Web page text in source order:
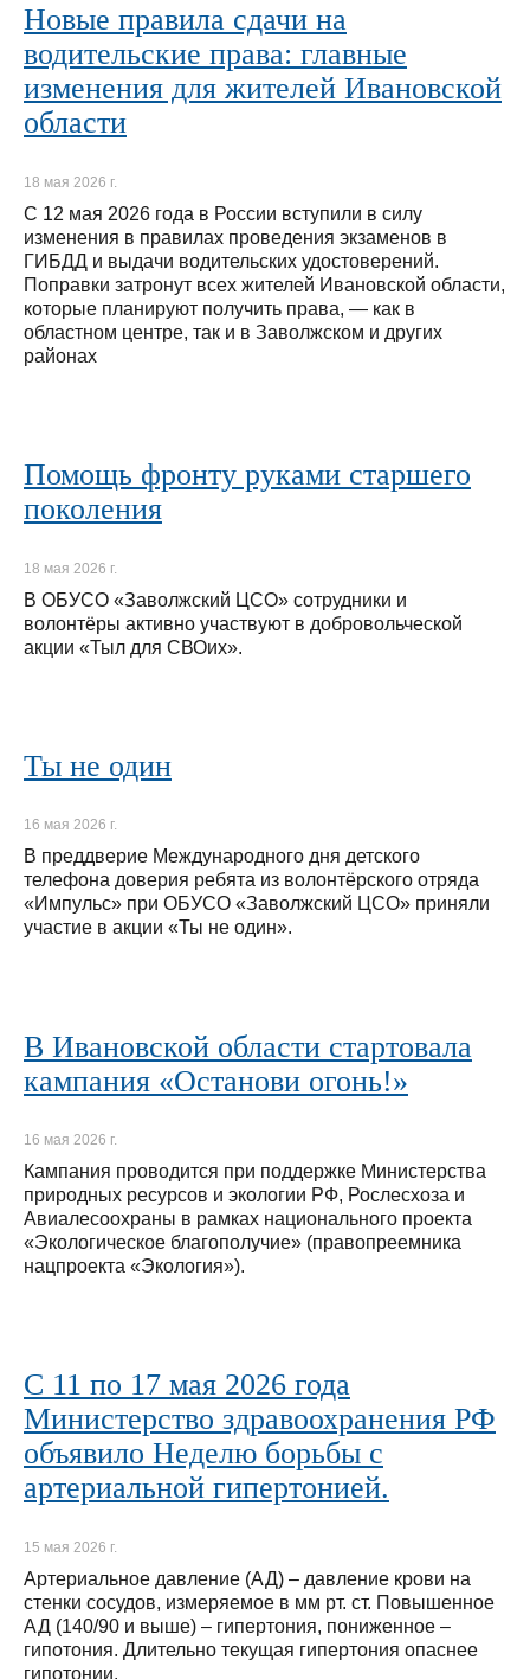
Новые правила сдачи на
водительские права: главные
изменения для жителей Ивановской
области
18 мая 2026 г.
С 12 мая 2026 года в России вступили в силу
изменения в правилах проведения экзаменов в
ГИБДД и выдачи водительских удостоверений.
Поправки затронут всех жителей Ивановской области,
которые планируют получить права, — как в
областном центре, так и в Заволжском и других
районах
Помощь фронту руками старшего
поколения
18 мая 2026 г.
В ОБУСО «Заволжский ЦСО» сотрудники и
волонтёры активно участвуют в добровольческой
акции «Тыл для СВОих».
Ты не один
16 мая 2026 г.
В преддверие Международного дня детского
телефона доверия ребята из волонтёрского отряда
«Импульс» при ОБУСО «Заволжский ЦСО» приняли
участие в акции «Ты не один».
В Ивановской области стартовала
кампания «Останови огонь!»
16 мая 2026 г.
Кампания проводится при поддержке Министерства
природных ресурсов и экологии РФ, Рослесхоза и
Авиалесоохраны в рамках национального проекта
«Экологическое благополучие» (правопреемника
нацпроекта «Экология»).
С 11 по 17 мая 2026 года
Министерство здравоохранения РФ
объявило Неделю борьбы с
артериальной гипертонией.
15 мая 2026 г.
Артериальное давление (АД) – давление крови на
стенки сосудов, измеряемое в мм рт. ст. Повышенное
АД (140/90 и выше) – гипертония, пониженное –
гипотония. Длительно текущая гипертония опаснее
гипотонии.